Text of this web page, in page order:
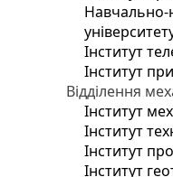
Навчально-
Інститут
Інститут
Відділення
Інститут
Інститут
Інститут
Інститут